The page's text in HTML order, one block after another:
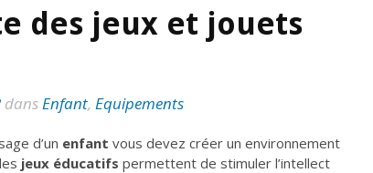
des jeux et jouets
dansEnfant, Equipements
d’un enfant vous devez créer un environnement
jeux éducatifs permettent de stimuler l’intellect